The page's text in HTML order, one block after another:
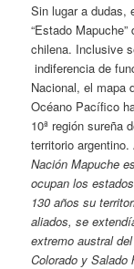
Sin lugar a dudas,
“Estado
chilena. Inclusive
indiferencia de
Nacional, el mapa
Océano Pacífico
10ª región sureña
territorio
Nación Mapuche
ocupan los
130 años su
aliados, se
extremo austral
Colorado y Salado